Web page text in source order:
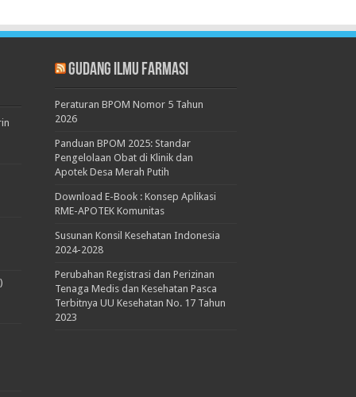
Gudang Ilmu Farmasi
Peraturan BPOM Nomor 5 Tahun
2026
Panduan BPOM 2025: Standar
Pengelolaan Obat di Klinik dan
Apotek Desa Merah Putih
Download E-Book : Konsep Aplikasi
RME-APOTEK Komunitas
Susunan Konsil Kesehatan Indonesia
2024-2028
Perubahan Registrasi dan Perizinan
Tenaga Medis dan Kesehatan Pasca
Terbitnya UU Kesehatan No. 17 Tahun
2023